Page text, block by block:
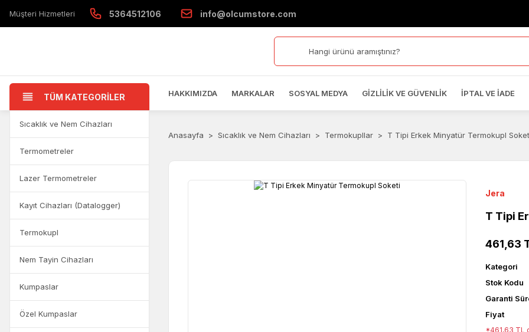
Müşteri Hizmetleri 5364512106 info@olcumstore.com
TÜM KATEGORİLER HAKKIMIZDA MARKALAR SOSYAL MEDYA GIZLILIK VE GÜVENLIK İPTAL VE İADE
Sıcaklık ve Nem Cihazları
Termometreler
Lazer Termometreler
Kayıt Cihazları (Datalogger)
Termokupl
Nem Tayin Cihazları
Kumpaslar
Özel Kumpaslar
Anasayfa Sıcaklık ve Nem Cihazları Termokupllar T Tipi Erkek Minyatür Termokupl
Jera
T Tipi
461,63
Kategori
Stok Kodu
Garanti
Fiyat
*461,63 TL